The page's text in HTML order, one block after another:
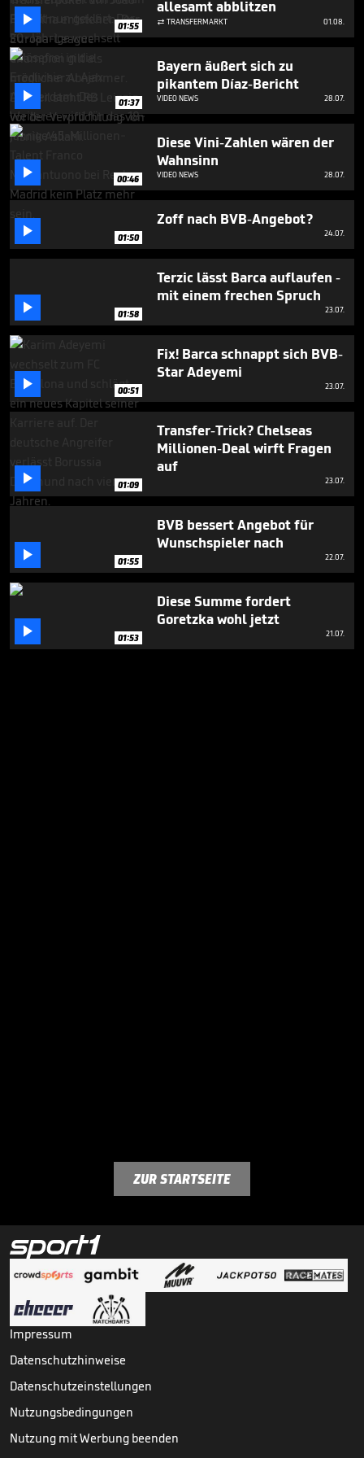
minute,
 01:55
allesamt abblitzen
 TRANSFERMARKT 01.08.
 01:37
Bayern äußert sich zu
pikantem Díaz-Bericht
VIDEO NEWS 28.07.
 00:46
Diese Vini-Zahlen wären der
Wahnsinn
VIDEO NEWS 28.07.
 01:50
Zoff nach BVB-Angebot?
24.07.
 01:58
Terzic lässt Barca auflaufen -
mit einem frechen Spruch
23.07.
 00:51
Fix! Barca schnappt sich BVB-
Star Adeyemi
23.07.
 01:09
Transfer-Trick? Chelseas
Millionen-Deal wirft Fragen
auf
23.07.
 01:55
BVB bessert Angebot für
Wunschspieler nach
22.07.
 01:53
Diese Summe fordert
Goretzka wohl jetzt
21.07.
ZUR STARTSEITE
Impressum
Datenschutzhinweise
Datenschutzeinstellungen
Nutzungsbedingungen
Nutzung mit Werbung beenden